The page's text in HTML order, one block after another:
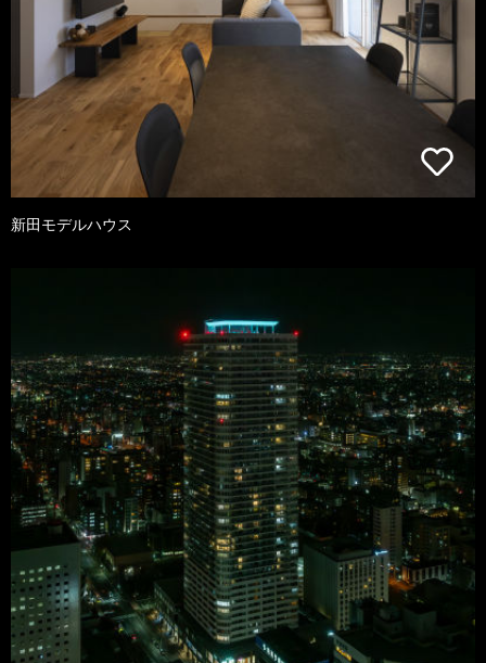
新田モデルハウス